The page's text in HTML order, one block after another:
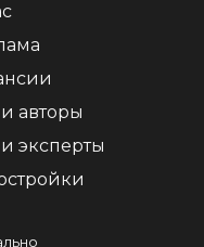
авторы
эксперты